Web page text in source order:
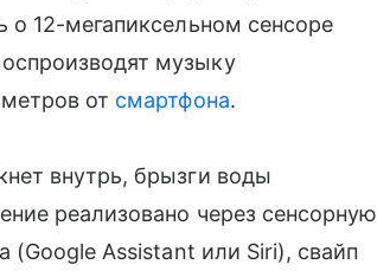
о 12-мегапиксельном сенсоре
музыку
от смартфона.
внутрь, брызги воды
реализовано через сенсорную
(Google Assistant или Siri), свайп